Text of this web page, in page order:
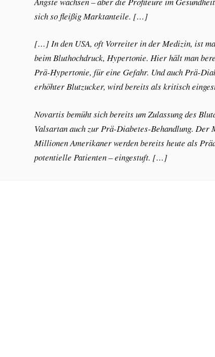
sich so fleißig Marktanteile. […]
[…] In den USA, oft Vorreiter in der Medizin, ist
beim Bluthochdruck, Hypertonie. Hier hält man
Prä-Hypertonie, für eine Gefahr. Und auch Prä-
erhöhter Blutzucker, wird bereits als kritisch
Novartis bemüht sich bereits um Zulassung des
Valsartan auch zur Prä-Diabetes-Behandlung.
Millionen Amerikaner werden bereits heute als
potentielle Patienten – eingestuft. […]